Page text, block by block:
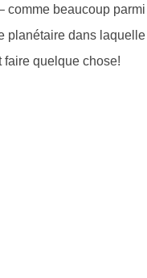
comme beaucoup
dans
faire quelque chose!